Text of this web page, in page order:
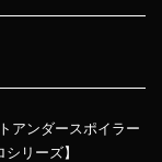
アンダースポイラー
リーズ】